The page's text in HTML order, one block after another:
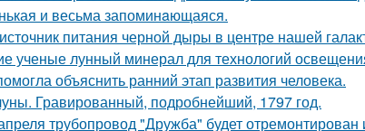
и весьма запоминaющаяся.
питания черной дыры в центре нашей
ученые лунный минерал для технологий
объяснить ранний этап развития человека.
Гравированный, подробнейший, 1797 год.
трубопровод "Дружба" будет отремонтирован